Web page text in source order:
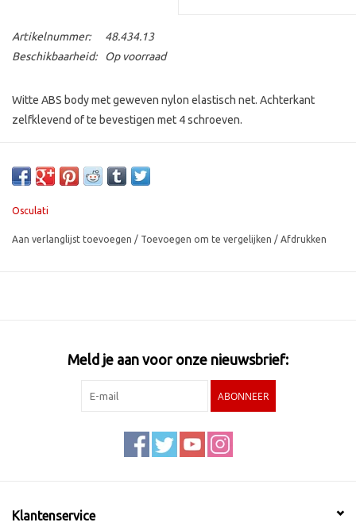
Artikelnummer:
48.434.13
Beschikbaarheid:
Op voorraad
Witte ABS body met geweven nylon elastisch net. Achterkant
zelfklevend of te bevestigen met 4 schroeven.
Osculati
Aan verlanglijst toevoegen / Toevoegen om te vergelijken / Afdrukken
Meld je aan voor onze nieuwsbrief:
ABONNEER
Klantenservice